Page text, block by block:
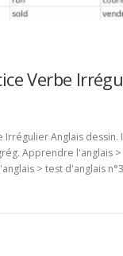
Verbe
Irrégulier Anglais
Apprendre l'anglais
> test d'anglais